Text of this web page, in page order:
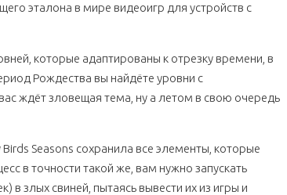
эталона в мире видеоигр для устройств с
которые адаптированы к отрезку времени, в
Рождества вы найдёте уровни с
ждёт зловещая тема, ну а летом в свою очередь
Seasons сохранила все элементы, которые
в точности такой же, вам нужно запускать
в злых свиней, пытаясь вывести их из игры и